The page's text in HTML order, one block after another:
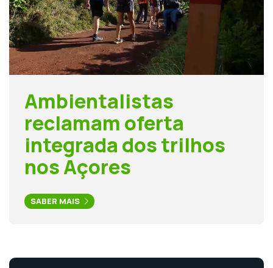
Ambientalistas
reclamam oferta
integrada dos trilhos
nos Açores
SABER MAIS